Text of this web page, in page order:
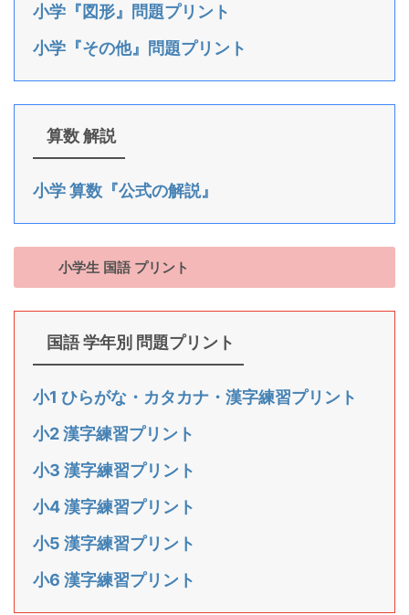
小学『図形』問題プリント
小学『その他』問題プリント
算数 解説
小学 算数『公式の解説』
小学生 国語 プリント
国語 学年別 問題プリント
小1 ひらがな・カタカナ・漢字練習プリント
小2 漢字練習プリント
小3 漢字練習プリント
小4 漢字練習プリント
小5 漢字練習プリント
小6 漢字練習プリント